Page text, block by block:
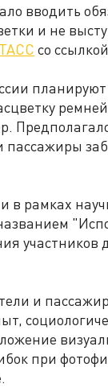
вводить
и не
ТАСС со
планируют
пассажиры
рамках
участников
и
при